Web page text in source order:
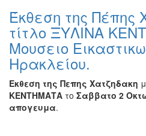
Έκθεση της Πέπης
τίτλο ΞΥΛΙΝΑ
Μουσειο
Ηρακλείου.
Εκθεση της Πεπης Χατζηδακη
ΚΕΝΤΗΜΑΤΑ το Σαββατο 2
απογευμα.